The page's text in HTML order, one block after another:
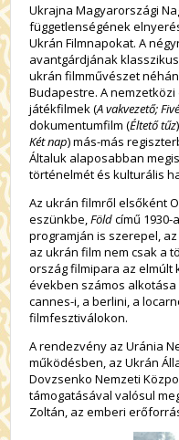
Ukrajna Magyarországi
függetlenségének
Ukrán Filmnapokat. A
avantgárdjának
ukrán filmművészet
Budapestre. A
játékfilmek (A vakvezető;
dokumentumfilm (Éltető tűz
Két nap) más-más
Általuk alaposabban
történelmét és kulturális
Az ukrán filmről elsőként
eszünkbe,Földcímű
programján is szerepel,
az ukrán film nem csak a
ország filmipara az elmúlt
években számos
cannes-i, a berlini, a
filmfesztiválokon.
A rendezvény az Uránia
működésben, az Ukrán
Dovzsenko Nemzeti
támogatásával valósul
Zoltán, az emberi